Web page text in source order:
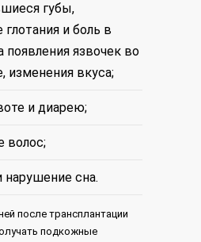
губы,
и боль в
появления язвочек во
изменения вкуса;
и диарею;
волос;
нарушение сна.
после трансплантации
подкожные